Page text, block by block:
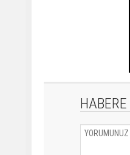
HABERE